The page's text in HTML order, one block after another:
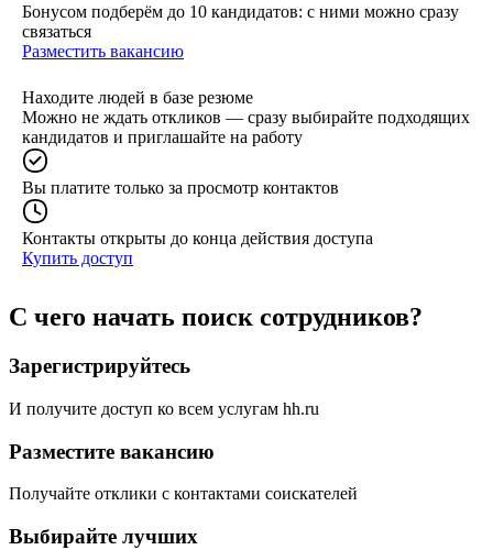
Бонусом подберём до 10 кандидатов: с ними можно сразу
связаться
Разместить вакансию
Находите людей в базе резюме
Можно не ждать откликов — сразу выбирайте подходящих
кандидатов и приглашайте на работу
Вы платите только за просмотр контактов
Контакты открыты до конца действия доступа
Купить доступ
С чего начать поиск сотрудников?
Зарегистрируйтесь
И получите доступ ко всем услугам hh.ru
Разместите вакансию
Получайте отклики с контактами соискателей
Выбирайте лучших